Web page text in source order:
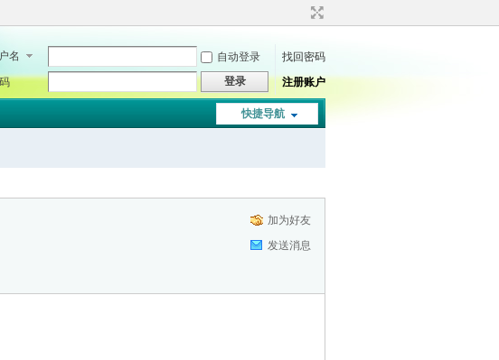
名 自动登录
找回密码
登录 注册账户
快捷导航
加为好友
发送消息